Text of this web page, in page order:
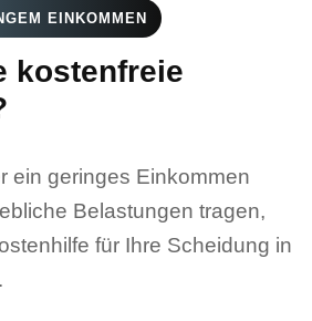
EINKOMMEN
kostenfreie
ein geringes Einkommen
Belastungen tragen,
für Ihre Scheidung in